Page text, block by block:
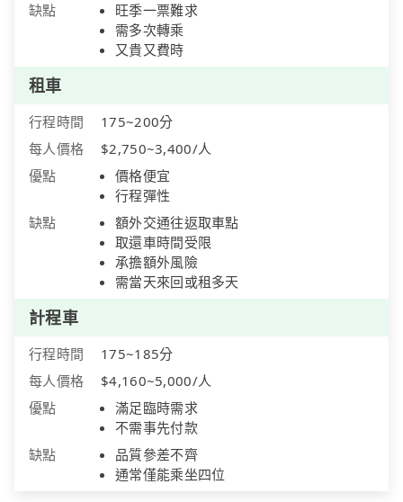
缺點
旺季一票難求
需多次轉乘
又貴又費時
租車
行程時間
175~200分
每人價格
$2,750~3,400/人
優點
價格便宜
行程彈性
缺點
額外交通往返取車點
取還車時間受限
承擔額外風險
需當天來回或租多天
計程車
行程時間
175~185分
每人價格
$4,160~5,000/人
優點
滿足臨時需求
不需事先付款
缺點
品質參差不齊
通常僅能乘坐四位